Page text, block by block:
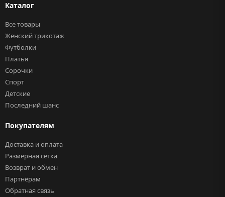
Каталог
Все товары
Женский трикотаж
Футболки
Платья
Сорочки
Спорт
Детские
Последний шанс
Покупателям
Доставка и оплата
Размерная сетка
Возврат и обмен
Партнёрам
Обратная связь